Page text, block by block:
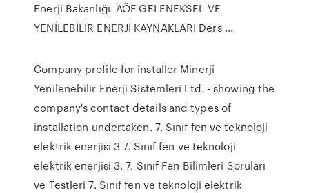
Enerji Bakanlığı. AÖF GELENEKSEL VE
YENİLEBİLİR ENERJİ KAYNAKLARI Ders ...
Company profile for installer Minerji
Yenilenebilir Enerji Sistemleri Ltd. - showing the
company's contact details and types of
installation undertaken. 7. Sınıf fen ve teknoloji
elektrik enerjisi 3 7. Sınıf fen ve teknoloji
elektrik enerjisi 3, 7. Sınıf Fen Bilimleri Soruları
ve Testleri 7. Sınıf fen ve teknoloji elektrik